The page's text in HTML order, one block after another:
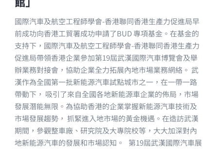
國際汽車及航空工程師學會-香港聯同香港生產力促進局早
前成功向香港工貿署成功申請了BUD 專項基金。在基金的
支持下，國際汽車及航空工程師學會-香港聯同香港生產力
促進局帶領香港企業參加第19屆武漢國際汽車博覽會及舉
辦業務對接會，協助企業全力拓展內地市場業務網絡。 武
漢作為全國第一批新能源汽車試點城市之一，在一帶一路
帶動下， 吸引了來自全國各地新能源車企業的佈局，市場
發展潛能無限。為協助香港的企業掌握新能源汽車技術及
市場發展趨勢， 抓緊進入地市場的黃金機遇。在造訪武漢
期間，參觀整車廠、研究院及大專院校等，大大加深對內
地新能源汽車的發展和市場認知。 第19屆武漢國際汽車展